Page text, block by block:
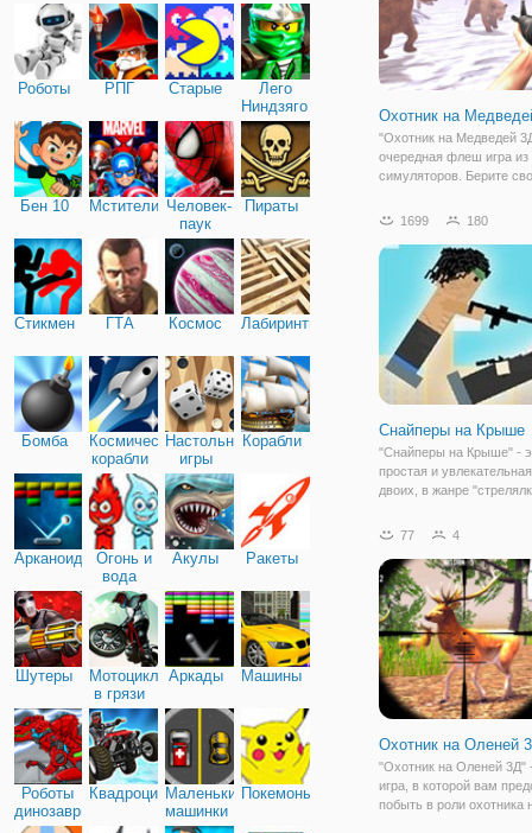
Машину
Роботы РПГ Старые
Лего
Ниндзяго
Бен 10 Мстители Человек-
паук
Пираты
Стикмен ГТА Космос Лабиринты
Бомба
Космические
корабли
Настольные
игры
Корабли
Арканоид
Огонь и
вода
Акулы Ракеты
Шутеры
Мотоциклы
в грязи
Аркады Машины
Роботы
динозавры
КвадроциклыМаленькие
машинки
Покемоны
Охотник на
"Охотник на Медведей
очередная флеш игра из
симуляторов. Берите
медведей. Симуляторы
определенных ролях и
в данном случае - в
1699 180
Снайперы на Крыше
"Снайперы на Крыше" -
простая и
двоих, в жанре
одиночная. На крыше
которых, как правило,
известного мульт
77 4
Охотник на Оленей
"Охотник на Оленей 3Д"
игра, в которой вам
побыть в роли охотника